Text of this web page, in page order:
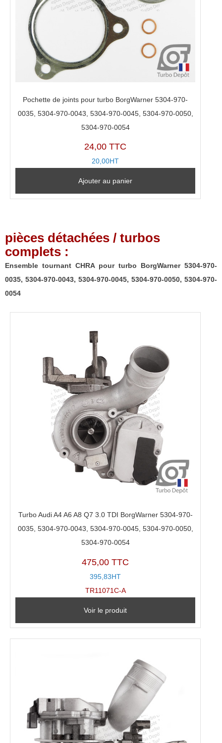
Pochette de joints pour turbo BorgWarner 5304-970-
0035, 5304-970-0043, 5304-970-0045, 5304-970-0050,
5304-970-0054
24,00 TTC
20,00HT
Ajouter au panier
pièces détachées / turbos
complets :
Ensemble tournant CHRA pour turbo BorgWarner 5304-970-
0035, 5304-970-0043, 5304-970-0045, 5304-970-0050, 5304-970-
0054
Turbo Audi A4 A6 A8 Q7 3.0 TDI BorgWarner 5304-970-
0035, 5304-970-0043, 5304-970-0045, 5304-970-0050,
5304-970-0054
475,00 TTC
395,83HT
TR11071C-A
Voir le produit